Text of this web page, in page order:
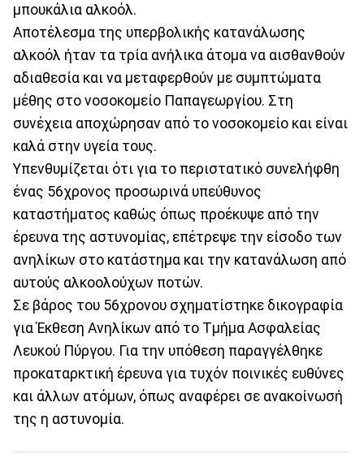
μπουκάλια αλκοόλ.
Αποτέλεσμα της υπερβολικής κατανάλωσης
αλκοόλ ήταν τα τρία ανήλικα άτομα να αισθανθούν
αδιαθεσία και να μεταφερθούν με συμπτώματα
μέθης στο νοσοκομείο Παπαγεωργίου. Στη
συνέχεια αποχώρησαν από το νοσοκομείο και είναι
καλά στην υγεία τους.
Υπενθυμίζεται ότι για το περιστατικό συνελήφθη
ένας 56χρονος προσωρινά υπεύθυνος
καταστήματος καθώς όπως προέκυψε από την
έρευνα της αστυνομίας, επέτρεψε την είσοδο των
ανηλίκων στο κατάστημα και την κατανάλωση από
αυτούς αλκοολούχων ποτών.
Σε βάρος του 56χρονου σχηματίστηκε δικογραφία
για Έκθεση Ανηλίκων από το Τμήμα Ασφαλείας
Λευκού Πύργου. Για την υπόθεση παραγγέλθηκε
προκαταρκτική έρευνα για τυχόν ποινικές ευθύνες
και άλλων ατόμων, όπως αναφέρει σε ανακοίνωσή
της η αστυνομία.